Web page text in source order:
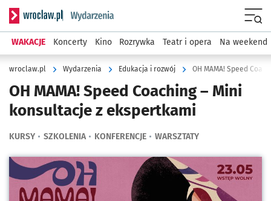
Serwis informacyjny wroclaw.pl podserwis: Wydarzenia
WAKACJE Koncerty Kino Rozrywka Teatr i opera Na weekend
wroclaw.pl Wydarzenia Edukacja i rozwój OH MAMA! Speed
OH MAMA! Speed Coaching – Mini
konsultacje z ekspertkami
KURSY SZKOLENIA KONFERENCJE WARSZTATY
Kliknij, aby powiększyć